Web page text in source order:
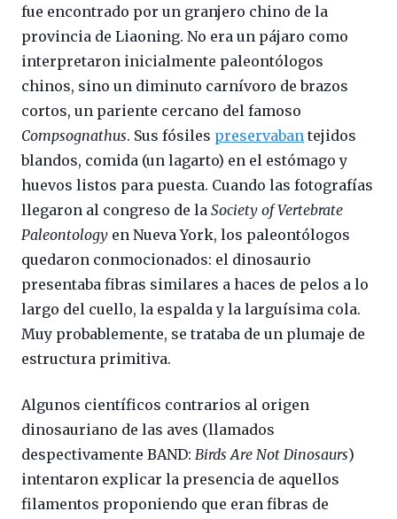
fue encontrado por un granjero chino de la
provincia de Liaoning. No era un pájaro como
interpretaron inicialmente paleontólogos
chinos, sino un diminuto carnívoro de brazos
cortos, un pariente cercano del famoso
Compsognathus. Sus fósiles preservaban tejidos
blandos, comida (un lagarto) en el estómago y
huevos listos para puesta. Cuando las fotografías
llegaron al congreso de la Society of Vertebrate
Paleontology en Nueva York, los paleontólogos
quedaron conmocionados: el dinosaurio
presentaba fibras similares a haces de pelos a lo
largo del cuello, la espalda y la larguísima cola.
Muy probablemente, se trataba de un plumaje de
estructura primitiva.
Algunos científicos contrarios al origen
dinosauriano de las aves (llamados
despectivamente BAND: Birds Are Not Dinosaurs)
intentaron explicar la presencia de aquellos
filamentos proponiendo que eran fibras de